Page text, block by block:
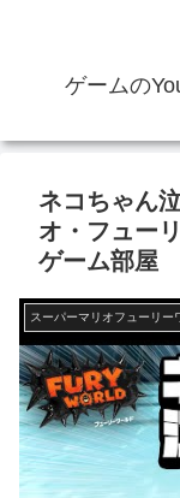
ゲームの
ネコちゃん
オ・フュー
ゲーム部屋
スーパーマリオフューリー